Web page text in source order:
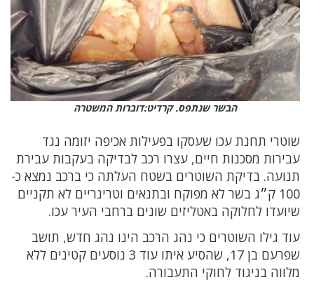
הבשר שנתפס. קרדיט:דוברות המשטרה
שוטרי תחנת עכו שעסקו בפעילות אכיפה יזומה נגד
עבירות מסכנות חיים, עצרו רכב לבדיקה בעקבות עבירת
תנועה. בדיקת השוטרים בשטח העלתה כי ברכב נמצא כ-
100 ק״ג בשר לא מפוקח ובתנאים וטרינריים לא תקניים
שיועדו לחלוקה באטליזים שונים ברחבי העיר עכו.
עוד גילו השוטרים כי נהג הרכב הינו נהג חדש, תושב
שפרעם בן 17, שהסיע איתו עוד 3 נוסעים קטינים ללא
מלווה בניגוד לחוקי התעבורה.